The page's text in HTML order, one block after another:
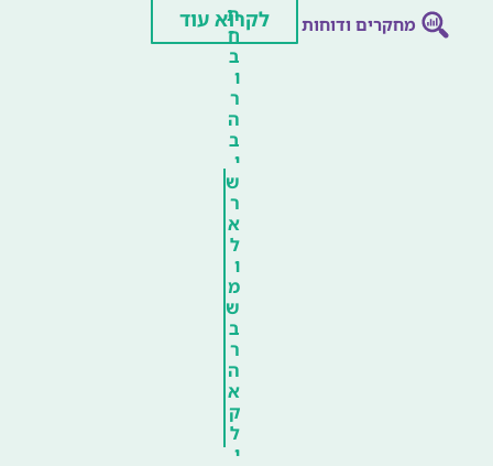
מחקרים ודוחות
ת
ח
ב
ו
ר
ה
ב
י
ש
ר
א
ל
ו
מ
ש
ב
ר
ה
א
ק
ל
י
לקרוא עוד